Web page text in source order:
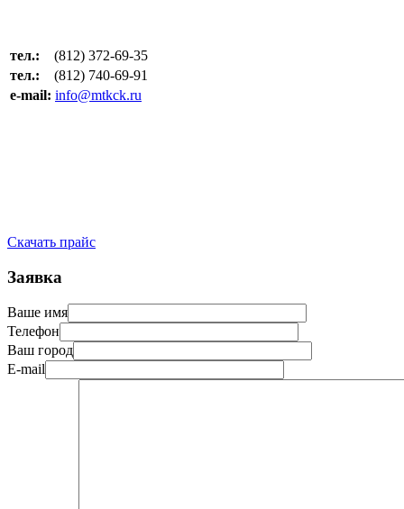
тел.: (812) 372-69-35
тел.: (812) 740-69-91
e-mail: info@mtkck.ru
Скачать прайс
Заявка
Ваше имя
Телефон
Ваш город
E-mail